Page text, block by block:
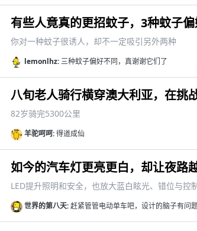
有些人竟真的更招蚊子，3种蚊子
你对一种蚊子很诱人，却不一定吸引另外两种
lemonlhz:三种蚊子偏好不同，真谢谢它们了
八旬老人骑行横穿澳大利亚，在挑
82岁骑完5300公里
羊驼呵呵:得道成仙
如今的汽车灯更亮更白，却让夜路
LED提升照明和安全，也放大蓝白眩光、错位与控
世界的第八天:赶紧管管电动单车吧，设计的脑子有问